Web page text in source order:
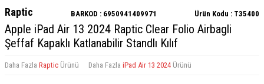
Raptic BARKOD : 6950941409971 Ürün Kodu : T35400
Apple iPad Air 13 2024 Raptic Clear Folio Airbagli
Şeffaf Kapaklı Katlanabilir Standlı Kılıf
Daha Fazla Raptic Ürünü Daha Fazla iPad Air 13 2024 Ürünü